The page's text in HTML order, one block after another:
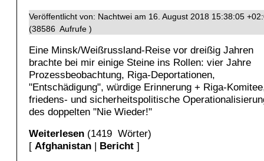
Veröffentlicht von: Nachtwei am 16. August 2018 15:38:05
(38586 Aufrufe )
Eine Minsk/Weißrussland-Reise vor dreißig Jahren
brachte bei mir einige Steine ins Rollen: vier Jahre
Prozessbeobachtung, Riga-Deportationen,
"Entschädigung", würdige Erinnerung + Riga-
friedens- und sicherheitspolitische
des doppelten "Nie Wieder!"
Weiterlesen (1419 Wörter)
[ Afghanistan | Bericht ]